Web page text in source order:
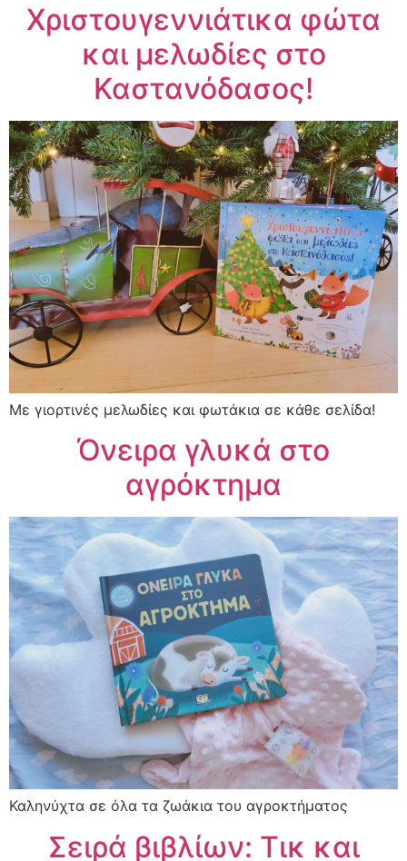
Χριστουγεννιάτικα φώτα
και μελωδίες στο
Καστανόδασος!
Με γιορτινές μελωδίες και φωτάκια σε κάθε σελίδα!
Όνειρα γλυκά στο
αγρόκτημα
Καληνύχτα σε όλα τα ζωάκια του αγροκτήματος
Σειρά βιβλίων: Τικ και